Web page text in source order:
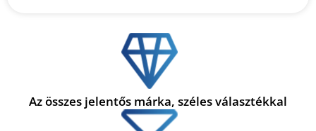
Az összes jelentős márka, széles választékkal